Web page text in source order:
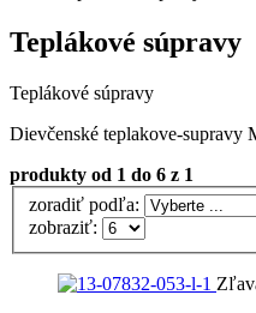
Teplákové súpravy
Teplákové súpravy
Dievčenské teplakove-supravy
produkty od 1 do 6 z 1
zoradiť podľa:
zobraziť: